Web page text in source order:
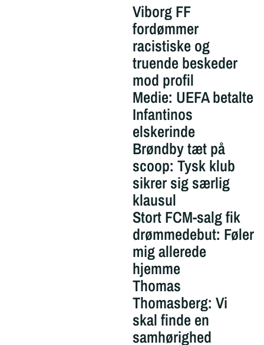
Viborg FF
fordømmer
racistiske og
truende beskeder
mod profil
Medie: UEFA betalte
Infantinos
elskerinde
Brøndby tæt på
scoop: Tysk klub
sikrer sig særlig
klausul
Stort FCM-salg fik
drømmedebut: Føler
mig allerede
hjemme
Thomas
Thomasberg: Vi
skal finde en
samhørighed